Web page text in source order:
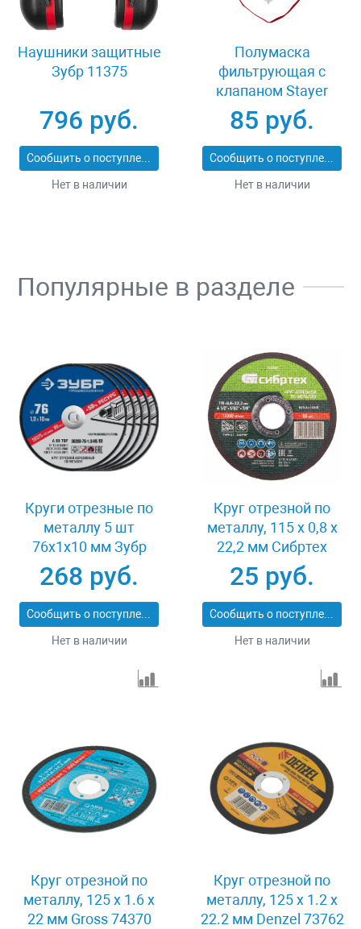
Наушники защитные
Зубр 11375
796 руб.
Сообщить о поступлении
Нет в наличии
Полумаска
фильтрующая с
клапаном Stayer
MASTER 11116
85 руб.
Сообщить о поступлении
Нет в наличии
Популярные в разделе
Круги отрезные по
металлу 5 шт
76x1x10 мм Зубр
36200-76-1.0-H5_z03
268 руб.
Сообщить о поступлении
Нет в наличии
Круг отрезной по
металлу, 115 х 0,8 х
22,2 мм Сибртех
743307
25 руб.
Сообщить о поступлении
Нет в наличии
Круг отрезной по
металлу, 125 х 1.6 х
22 мм Gross 74370
Круг отрезной по
металлу, 125 х 1.2 х
22.2 мм Denzel 73762